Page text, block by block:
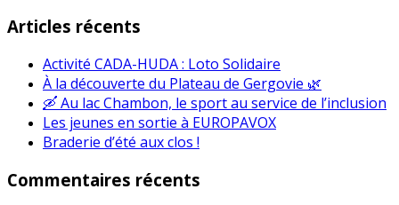
Articles récents
Activité CADA-HUDA : Loto Solidaire
À la découverte du Plateau de Gergovie 🌿
🛶 Au lac Chambon, le sport au service de l’inclusion
Les jeunes en sortie à EUROPAVOX
Braderie d’été aux clos !
Commentaires récents